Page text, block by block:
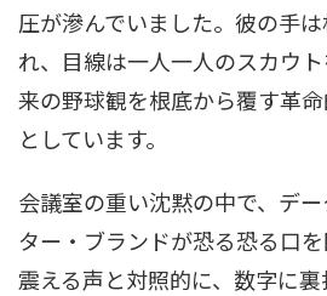
圧が滲んでいました。彼の手
れ、目線は一人一人のスカウ
来の野球観を根底から覆す革
としています。
会議室の重い沈黙の中で、デ
ター・ブランドが恐る恐る口
震える声と対照的に、数字に